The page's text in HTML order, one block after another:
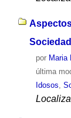
por Maria
última
Idosos